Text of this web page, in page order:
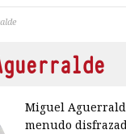
Miguel
menudo